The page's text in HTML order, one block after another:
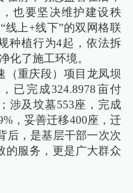
也要坚决维护建设秩
线上+线下”的双网格联
种植行为4起，依法拆
化了施工环境。
（重庆段）项目龙凤坝
已完成324.8978亩付
涉及坟墓553座，完成
，妥善迁移400座，迁
后，是基层干部一次次
的服务，更是广大群众